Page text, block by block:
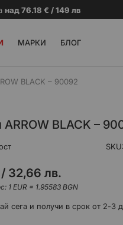
над 76.18 € / 149 лв
МАРКИ БЛОГ
BLACK – 90092
ARROW BLACK –
SKU
/ 32,66 лв.
1 EUR = 1.95583 BGN
сега и получи в срок от 2-3